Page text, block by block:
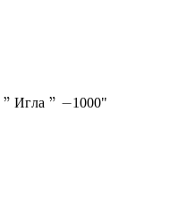
" Игла " −
И гла"−
1000"